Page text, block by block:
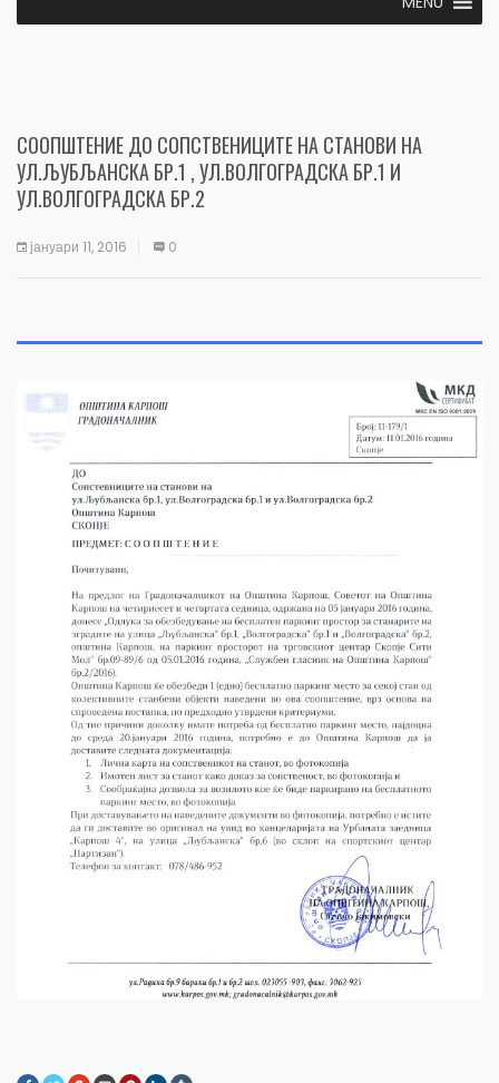
СООПШТЕНИЕ ДО СОПСТВЕНИЦИТЕ НА СТАНОВИ НА
УЛ.ЉУБЉАНСКА БР.1 , УЛ.ВОЛГОГРАДСКА БР.1 И
УЛ.ВОЛГОГРАДСКА БР.2
јануари 11, 2016 0